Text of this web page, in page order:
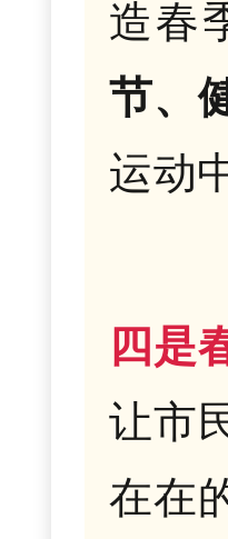
造春
节、
运动
四是
让市
在在